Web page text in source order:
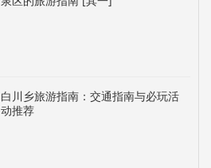
白川乡旅游指南：交通指南与必玩活
动推荐